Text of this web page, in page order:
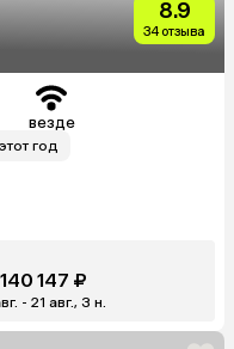
8.9
34 отзыва
везде
год
147 ₽
- 21 авг., 3 н.